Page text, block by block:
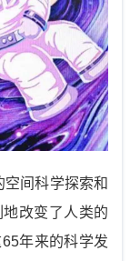
空间科学探索和
改变了人类的
年来的科学发